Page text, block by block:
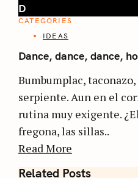
D
CATEGORIES
IDEAS
Dance, dance, dance,
Bumbumplac,
serpiente. Aun en el
rutina muy exigente.
fregona, las sillas..
Read More
Related Posts